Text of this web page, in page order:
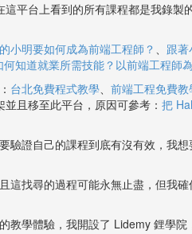
平台上看到的所有課程都是我錄製
小明要如何成為前端工程師？ 、 跟著
何知道就業所需技能？以前端工程師
台北免費程式教學、 前端工程免費教
並且移至此平台，原因可參考： 把
驗證自己的課程到底有沒有效，我
這找尋的過程可能永無止盡，但我
教學體驗，我開設了 Lidemy 鋰學